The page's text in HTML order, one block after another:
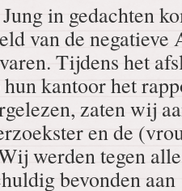
in gedachten
van de negatieve
Tijdens het
kantoor het
zaten wij
en de
werden tegen
bevonden aan